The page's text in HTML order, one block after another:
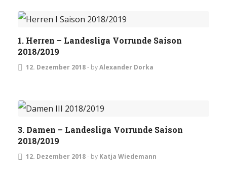
1. Herren – Landesliga Vorrunde Saison
2018/2019
12. Dezember 2018- byAlexander Dorka
3. Damen – Landesliga Vorrunde Saison
2018/2019
12. Dezember 2018- by Katja Wiedemann